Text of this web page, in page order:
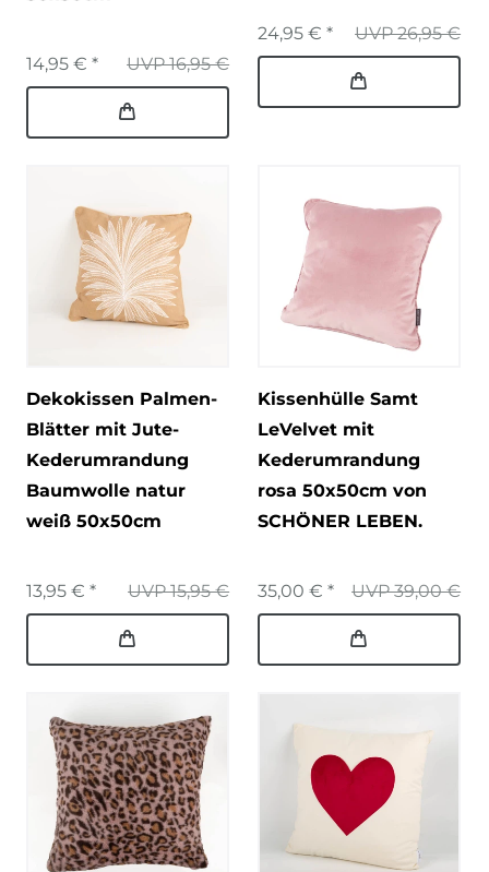
UVP 16,95 €
14,95 € *
UVP 26,95 €
24,95 € *
Dekokissen Palmen-
Blätter mit Jute-
Kederumrandung
Baumwolle natur
weiß 50x50cm
UVP 15,95 €
13,95 € *
Kissenhülle Samt
LeVelvet mit
Kederumrandung
rosa 50x50cm von
SCHÖNER LEBEN.
UVP 39,00 €
35,00 € *